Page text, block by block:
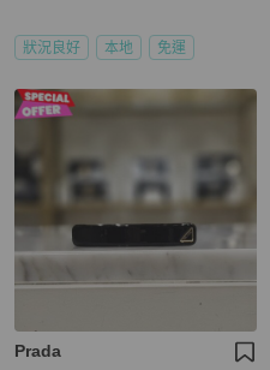
狀況良好 本地 免運
Prada